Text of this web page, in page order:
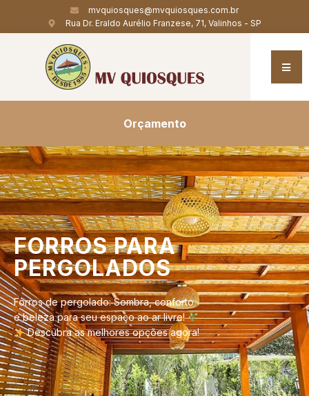
mvquiosques@mvquiosques.com.br
Rua Dr. Eraldo Aurélio Franzese, 71, Valinhos - SP
Orçamento
FORROSPARA
PERGOLADOS
Forros de pergolado: Sombra, conforto
e beleza para seu espaço ao ar livre!
Descubra as melhores opções agora!